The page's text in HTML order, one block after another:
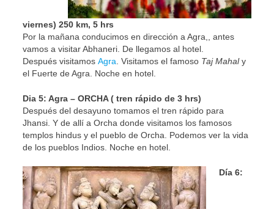
viernes) 250 km, 5 hrs
Por la mañana conducimos en dirección a Agra,, antes
vamos a visitar Abhaneri. De llegamos al hotel.
Después visitamosAgra . Visitamos el famoso Taj Mahaly
el Fuerte de Agra. Noche en hotel.
Dia 5: Agra – ORCHA ( tren rápido de 3 hrs)
Después del desayuno tomamos el tren rápido para
Jhansi. Y de allí a Orcha donde visitamos los famosos
templos hindus y el pueblo de Orcha. Podemos ver la vida
de los pueblos Indios. Noche en hotel.
Día 6: